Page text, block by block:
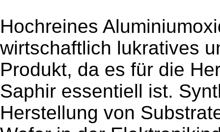
Hochreines
wirtschaftlich lukratives
Produkt, da es für die
Saphir essentiell ist.
Herstellung von